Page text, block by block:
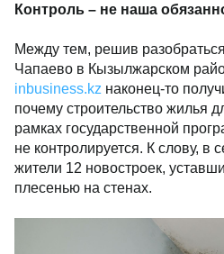
Контроль – не наша
Между тем, решив
Чапаево в Кызылжарском
inbusiness.kz наконец-то
почему строительство жилья
рамках государственной
не контролируется. К слову, в
жители 12 новостроек,
плесенью на стенах.